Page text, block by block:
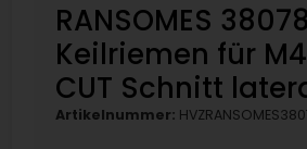
RANSOMES 38078
Keilriemen für
CUT Schnitt
Artikelnummer: